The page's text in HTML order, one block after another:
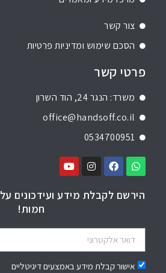
צור קשר
הסכם שימוש ומדיניות פרטיות
פרטי קשר
משרד: הנגר 24, הוד השרון
office@handsoff.co.il
0534700951
הירשם לקבלת מידע ועידכונים
חמות!
אישור קבלת מידע באמצעים דיגיטליים